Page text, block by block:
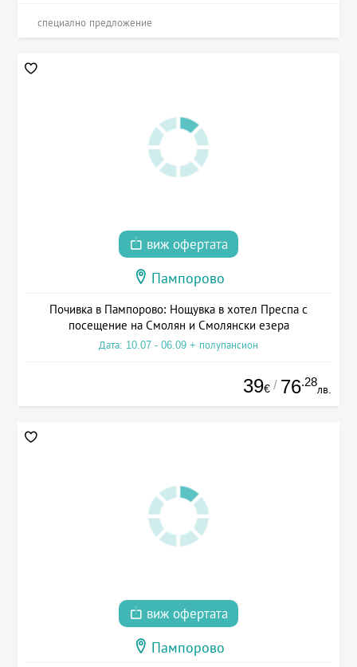
специално предложение
виж офертата
Пампорово
Почивка в Пампорово: Нощувка в хотел Преспа с
посещение на Смолян и Смолянски езера
Дата: 10.07 - 06.09 + полупансион
39€ / 76.28
лв.
виж офертата
Пампорово